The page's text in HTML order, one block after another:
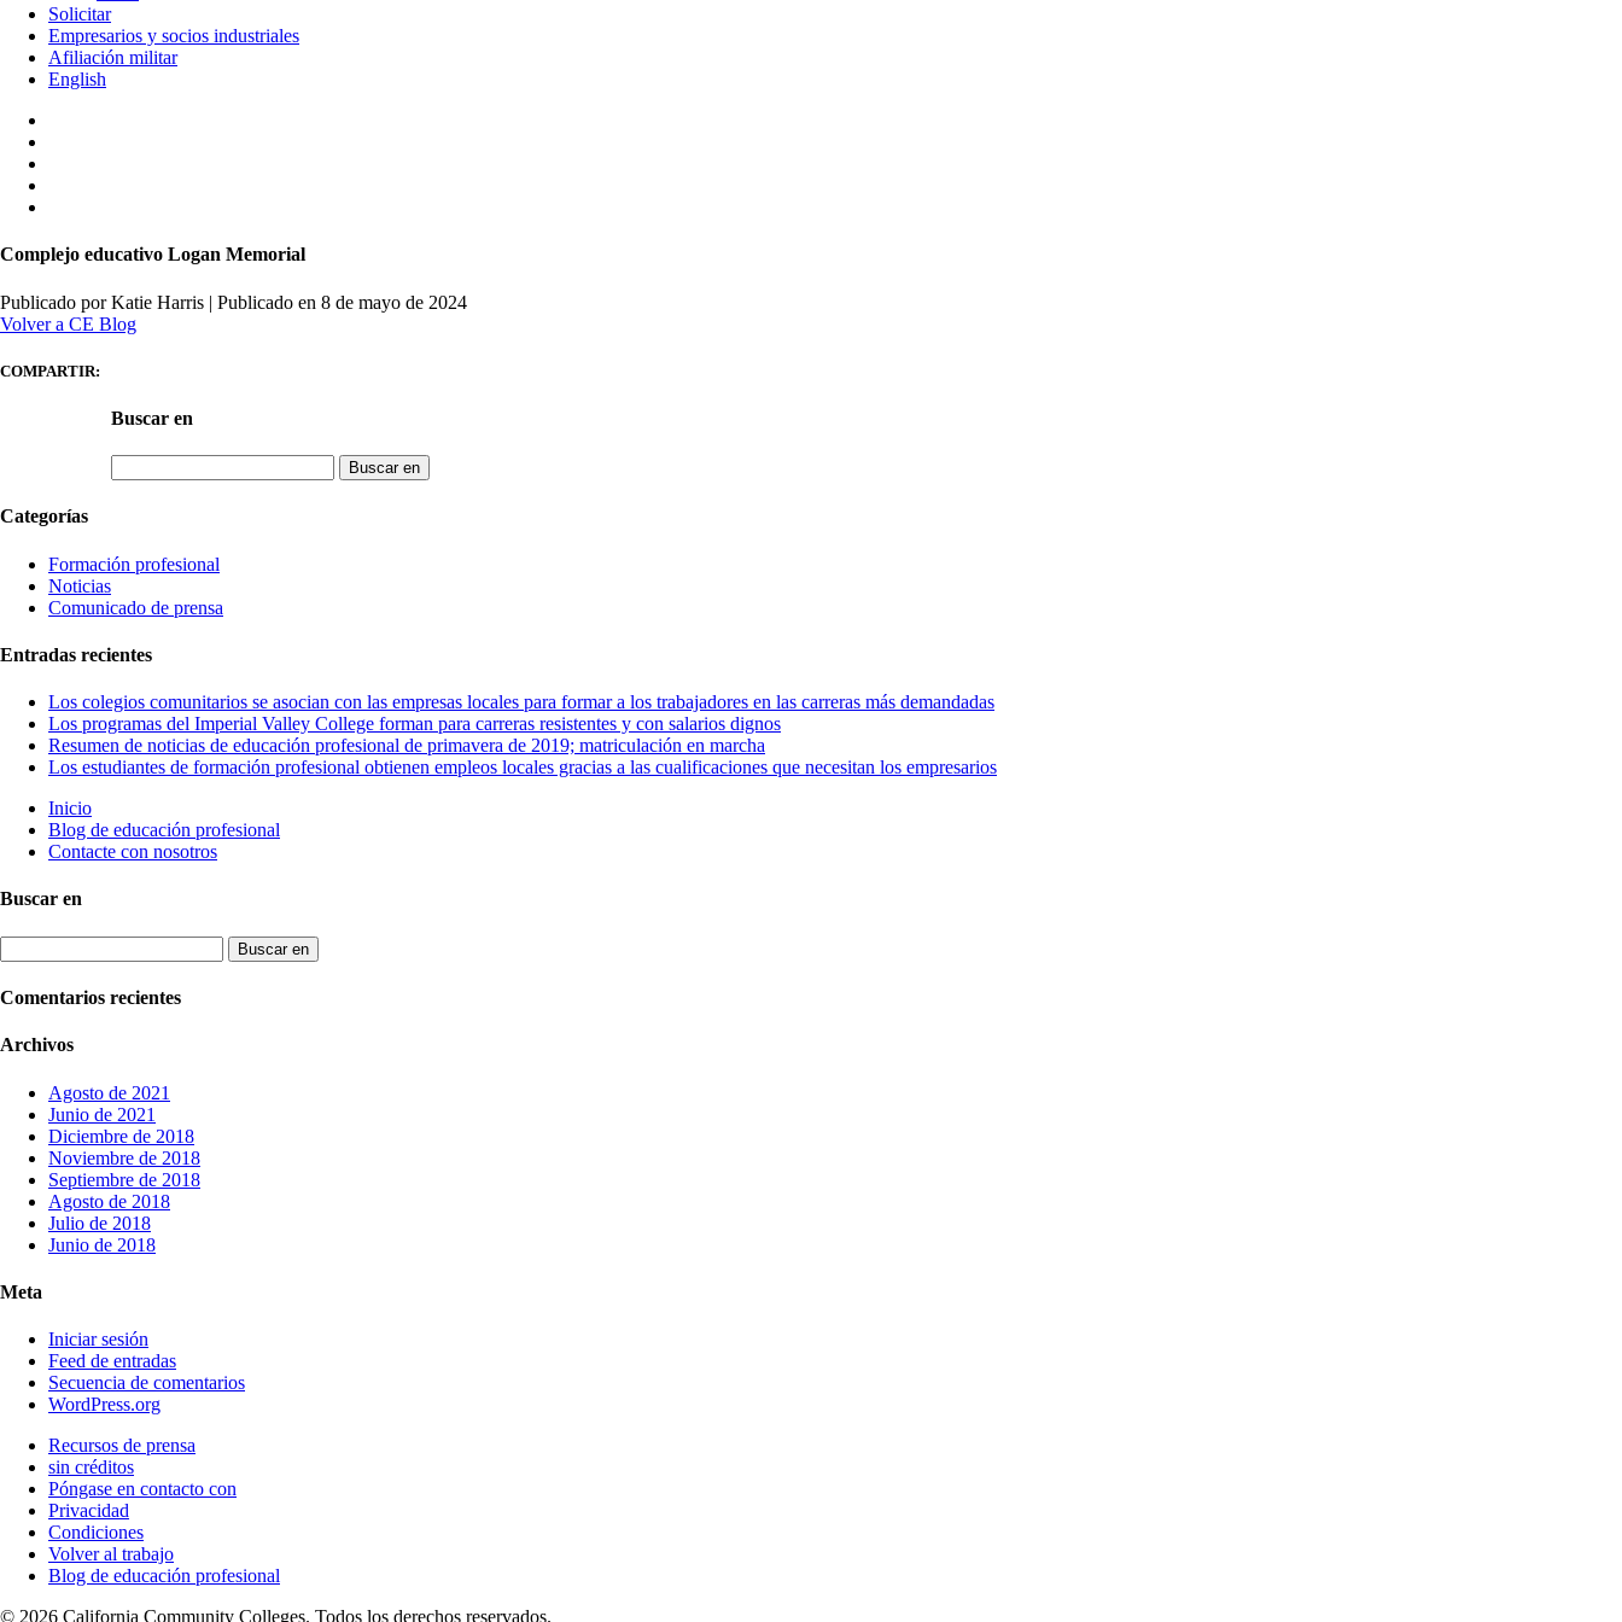
Solicitar
Empresarios y socios industriales
Afiliación militar
English
Complejo educativo Logan Memorial
Publicado por Katie Harris | Publicado en 8 de mayo de 2024
Volver a CE Blog
COMPARTIR:
Buscar en
Categorías
Formación profesional
Noticias
Comunicado de prensa
Entradas recientes
Los colegios comunitarios se asocian con las empresas locales para formar a los trabajadores en las carreras más demandadas
Los programas del Imperial Valley College forman para carreras resistentes y con salarios dignos
Resumen de noticias de educación profesional de primavera de 2019; matriculación en marcha
Los estudiantes de formación profesional obtienen empleos locales gracias a las cualificaciones que necesitan los empresarios
Inicio
Blog de educación profesional
Contacte con nosotros
Buscar en
Comentarios recientes
Archivos
Agosto de 2021
Junio de 2021
Diciembre de 2018
Noviembre de 2018
Septiembre de 2018
Agosto de 2018
Julio de 2018
Junio de 2018
Meta
Iniciar sesión
Feed de entradas
Secuencia de comentarios
WordPress.org
Recursos de prensa
sin créditos
Póngase en contacto con
Privacidad
Condiciones
Volver al trabajo
Blog de educación profesional
© 2026 California Community Colleges. Todos los derechos reservados.